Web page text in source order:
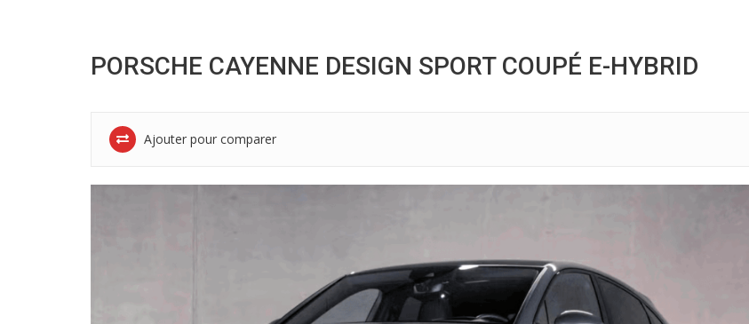
PORSCHE CAYENNE DESIGN SPORT COUPÉ E-HYBRID
Ajouter pour comparer